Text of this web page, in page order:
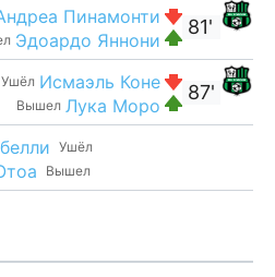
81'
Пинамонти
Эдоардо Яннони
87'
Ушёл Исмаэль Коне
Вышел Лука Моро
Ушёл
Вышел